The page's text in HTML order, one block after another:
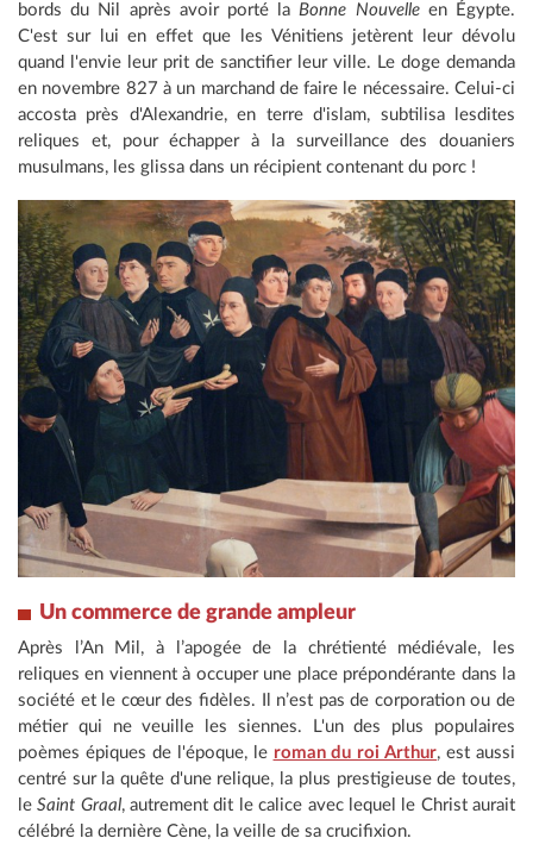
bords du Nil après avoir porté laBonne Nouvelleen Égypte.
C'est sur lui en effet que les Vénitiens jetèrent leur dévolu
quand l'envie leur prit de sanctifier leur ville. Le doge demanda
en novembre 827 à un marchand de faire le nécessaire. Celui-ci
accosta près d'Alexandrie, en terre d'islam, subtilisa lesdites
reliques et, pour échapper à la surveillance des douaniers
musulmans, les glissa dans un récipient contenant du porc !
Un commerce de grande ampleur
Après l’An Mil, à l’apogée de la chrétienté médiévale, les
reliques en viennent à occuper une place prépondérante dans la
société et le cœur des fidèles. Il n’est pas de corporation ou de
métier qui ne veuille les siennes. L'un des plus populaires
poèmes épiques de l'époque, le roman du roi Arthur, est aussi
centré sur la quête d'une relique, la plus prestigieuse de toutes,
leSaint Graal, autrement dit le calice avec lequel le Christ aurait
célébré la dernière Cène, la veille de sa crucifixion.